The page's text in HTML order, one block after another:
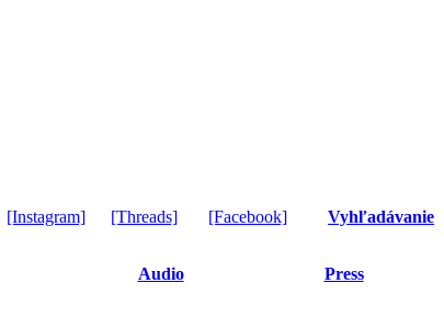
[Instagram] [Threads] [Facebook] Vyhľadávanie
Audio Press